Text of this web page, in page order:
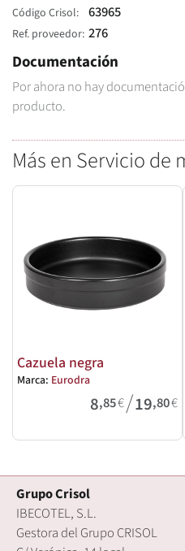
Código Crisol 63965
Ref. proveedor 276
Documentación
Por ahora no hay
producto.
Más en Servicio de
Cazuela negra
Marca: Eurodra
8,85€/19,80€
Grupo Crisol
IBECOTEL, S.L.
Gestora del Grupo CRISOL